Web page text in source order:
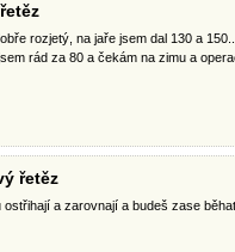
rozjetý, na jaře jsem dal 130 a
rád za 80 a čekám na zimu a
řetěz
a zarovnají a budeš zase